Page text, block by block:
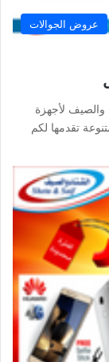
عروض الجوالات
لأجهزة
تقدمها لكم